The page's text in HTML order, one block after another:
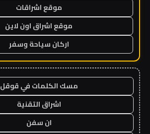
موقع اشراقات
موقع اشراق اون لاين
اركان سياحة وسفر
مسك الكلمات في قوقل
اشراق التقنية
ان سفن